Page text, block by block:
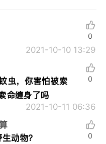
2021-10-10 13:29
0
虫，你害怕被索
命缠身了吗
2021-10-11 06:36
0
动物？
0